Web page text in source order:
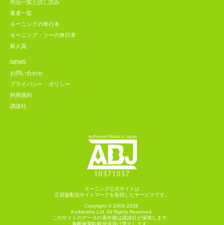
作品一覧と試し読み
著者一覧
モーニングの単行本
モーニング・ツーの単行本
新人賞
NEWS
お問い合わせ
プライバシー・ポリシー
利用規約
講談社
モーニング公式サイトは
正規版配信サイトマークを取得したサービスです。
Copyright © 2008-2026
Kodansha Ltd. All Rights Reserved.
このサイトのデータの著作権は講談社が保有します。
無断複製転載放送等は禁止します。